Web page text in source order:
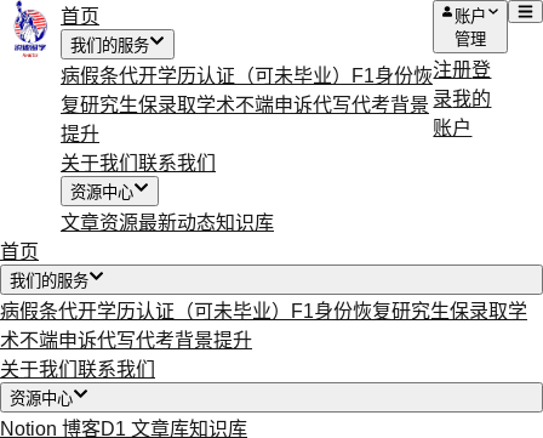
首页
我们的服务
病假条代开学历认证（可未毕业）
F1身份恢
复研究生保录取学术不端申诉代写代考背景
提升
关于我们 联系我们
资源中心
文章资源最新动态知识库
账户
管理
注册登
录我的
账户
首页
我们的服务
病假条代开学历认证（可未毕业） F1身份恢复研究生保录取学
术不端申诉代写代考背景提升
关于我们 联系我们
资源中心
Notion 博客D1 文章库知识库